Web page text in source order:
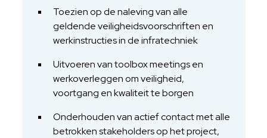
Toezien op de naleving van alle
geldende veiligheidsvoorschriften en
werkinstructies in de infratechniek
Uitvoeren van toolbox meetings en
werkoverleggen om veiligheid,
voortgang en kwaliteit te borgen
Onderhouden van actief contact met alle
betrokken stakeholders op het project,